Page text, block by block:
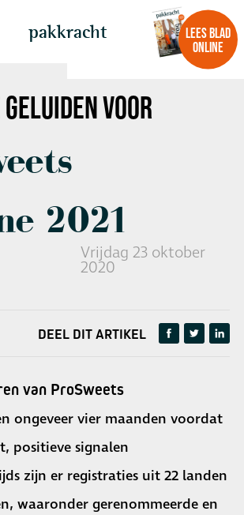
pakkracht
LEES BLAD
ONLINE
VOOR
2021
Vrijdag 23 oktober
2020
DEEL DIT ARTIKEL
van ProSweets
ongeveer vier maanden voordat
positieve signalen
zijn er registraties uit 22 landen
waaronder gerenommeerde en